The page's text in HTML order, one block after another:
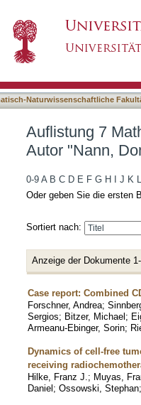
Naturwissenschaftliche
Auflistung 7
Autor "Nann,
0-9 A B C D E F G H J K L
Oder geben Sie die ersten
Sortiert nach:
Anzeige der Dokumente
Case report: Combined
Forschner, Andrea;
Sergios; Bitzer, Michael;
Armeanu-Ebinger, Sorin;
Dynamics of cell-free
receiving
Hilke, Franz J. ; Muyas,
Daniel; Ossowski, Stephan;